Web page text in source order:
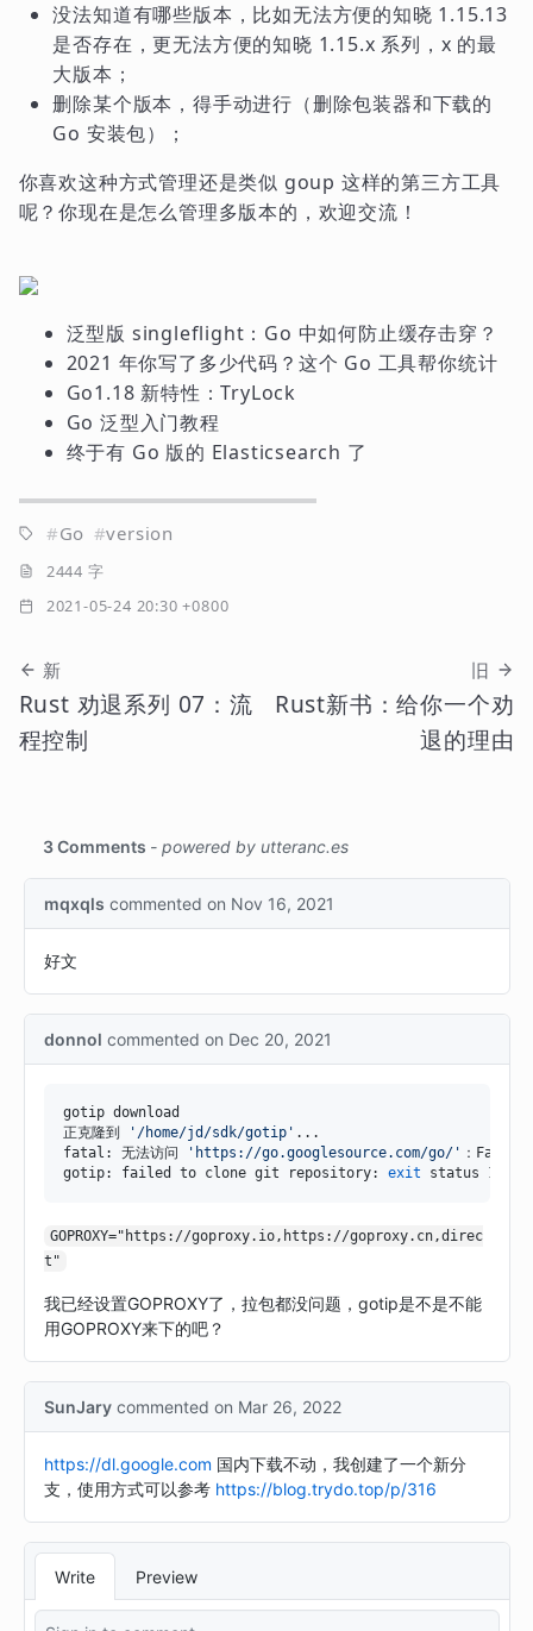
没法知道有哪些版本，比如无法方便的知晓 1.15.13
是否存在，更无法方便的知晓 1.15.x 系列，x 的最
大版本；
删除某个版本，得手动进行（删除包装器和下载的
Go 安装包）；
你喜欢这种方式管理还是类似 goup 这样的第三方工具
呢？你现在是怎么管理多版本的，欢迎交流！
泛型版 singleflight：Go 中如何防止缓存击穿？
2021 年你写了多少代码？这个 Go 工具帮你统计
Go1.18 新特性：TryLock
Go 泛型入门教程
终于有 Go 版的 Elasticsearch 了
Go version
2444 字
2021-05-24 20:30 +0800
新
Rust 劝退系列 07：流
程控制
旧
Rust新书：给你一个劝
退的理由